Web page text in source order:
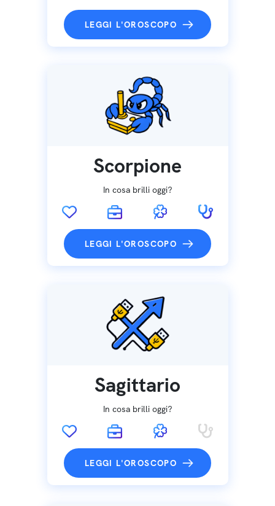
LEGGI L'OROSCOPO
Scorpione
In cosa brilli oggi?
LEGGI L'OROSCOPO
Sagittario
In cosa brilli oggi?
LEGGI L'OROSCOPO